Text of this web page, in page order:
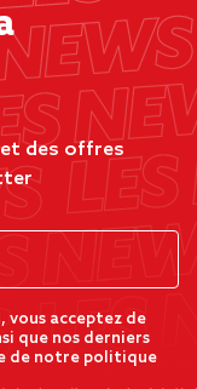
des offres
vous acceptez de
que nos derniers
de notre politique